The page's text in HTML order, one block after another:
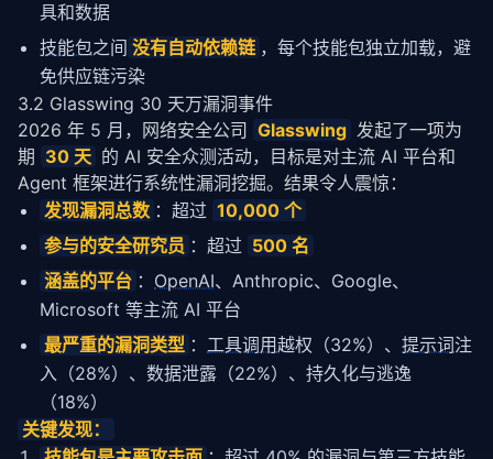
具和数据
技能包之间 没有自动依赖链 ，每个技能包独立加载，避
免供应链污染
3.2 Glasswing 30 天万漏洞事件
2026 年 5 月，网络安全公司 Glasswing 发起了一项为
期 30 天 的 AI 安全众测活动，目标是对主流 AI 平台和
Agent 框架进行系统性漏洞挖掘。结果令人震惊：
发现漏洞总数 ：超过 10,000 个
参与的安全研究员 ：超过 500 名
涵盖的平台 ： OpenAI、Anthropic、Google、
Microsoft 等主流 AI 平台
最严重的漏洞类型 ： 工具调用越权（32%）、 提示词注
入（28%）、数据泄露（22%）、持久化与逃逸
（18%）
关键发现：